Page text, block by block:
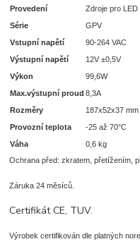
Provedení
Zdroje pro LED
Série
GPV
Vstupní napětí
90-264 VAC
Výstupní napětí
12V ±0,5V
Výkon
99,6W
Max.výstupní proud 8,3A
Rozměry
187x52x37 mm
Provozní teplota
-25 až 70°C
Váha
0,6 kg
Ochrana před: zkratem, přetížením,
Záruka 24 měsíců.
Certifikát CE, TUV.
Výrobek certifikován dle platných